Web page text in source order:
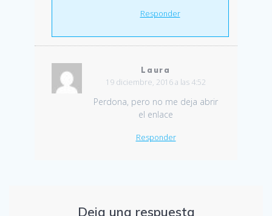
Responder
Laura
19 diciembre, 2016 a las 4:52
Perdona, pero no me deja abrir
el enlace
Responder
Deja una respuesta